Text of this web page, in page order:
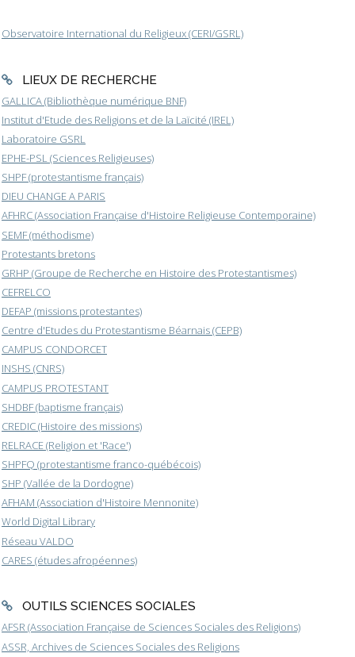
Observatoire International du Religieux (CERI/GSRL)
LIEUX DE RECHERCHE
GALLICA (Bibliothèque numérique BNF)
Institut d'Etude des Religions et de la Laïcité (IREL)
Laboratoire GSRL
EPHE-PSL (Sciences Religieuses)
SHPF (protestantisme français)
DIEU CHANGE A PARIS
AFHRC (Association Française d'Histoire Religieuse Contemporaine)
SEMF (méthodisme)
Protestants bretons
GRHP (Groupe de Recherche en Histoire des Protestantismes)
CEFRELCO
DEFAP (missions protestantes)
Centre d'Etudes du Protestantisme Béarnais (CEPB)
CAMPUS CONDORCET
INSHS (CNRS)
CAMPUS PROTESTANT
SHDBF (baptisme français)
CREDIC (Histoire des missions)
RELRACE (Religion et 'Race')
SHPFQ (protestantisme franco-québécois)
SHP (Vallée de la Dordogne)
AFHAM (Association d'Histoire Mennonite)
World Digital Library
Réseau VALDO
CARES (études afropéennes)
OUTILS SCIENCES SOCIALES
AFSR (Association Française de Sciences Sociales des Religions)
ASSR, Archives de Sciences Sociales des Religions